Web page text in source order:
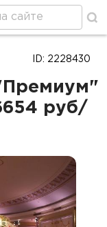
руб/
ID: 2228430